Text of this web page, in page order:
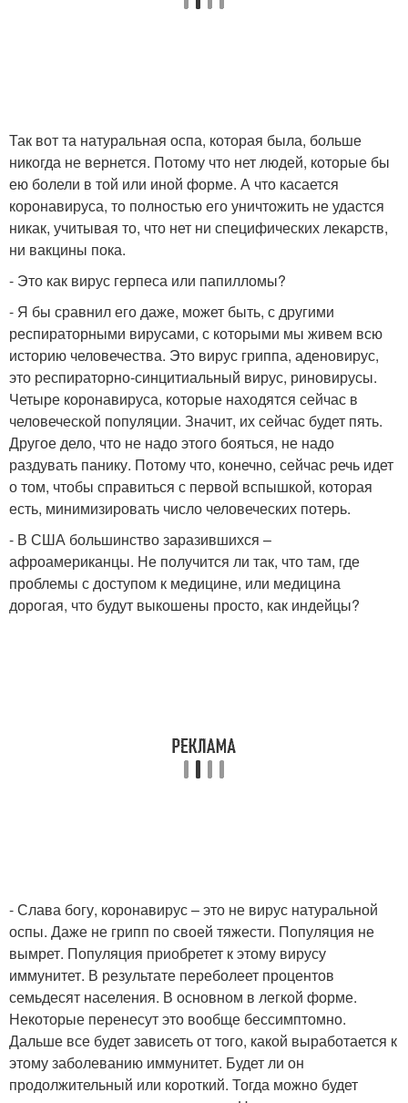
Так вот та натуральная оспа, которая была, больше
никогда не вернется. Потому что нет людей, которые бы
ею болели в той или иной форме. А что касается
коронавируса, то полностью его уничтожить не удастся
никак, учитывая то, что нет ни специфических лекарств,
ни вакцины пока.
- Это как вирус герпеса или папилломы?
- Я бы сравнил его даже, может быть, с другими
респираторными вирусами, с которыми мы живем всю
историю человечества. Это вирус гриппа, аденовирус,
это респираторно-синцитиальный вирус, риновирусы.
Четыре коронавируса, которые находятся сейчас в
человеческой популяции. Значит, их сейчас будет пять.
Другое дело, что не надо этого бояться, не надо
раздувать панику. Потому что, конечно, сейчас речь идет
о том, чтобы справиться с первой вспышкой, которая
есть, минимизировать число человеческих потерь.
- В США большинство заразившихся –
афроамериканцы. Не получится ли так, что там, где
проблемы с доступом к медицине, или медицина
дорогая, что будут выкошены просто, как индейцы?
- Слава богу, коронавирус – это не вирус натуральной
оспы. Даже не грипп по своей тяжести. Популяция не
вымрет. Популяция приобретет к этому вирусу
иммунитет. В результате переболеет процентов
семьдесят населения. В основном в легкой форме.
Некоторые перенесут это вообще бессимптомно.
Дальше все будет зависеть от того, какой выработается к
этому заболеванию иммунитет. Будет ли он
продолжительный или короткий. Тогда можно будет